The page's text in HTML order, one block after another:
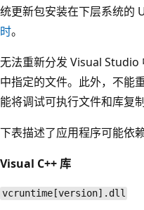
统更新包安装在下层系统的
时。
无法重新分发 Visual Studio
中指定的文件。此外，不能
能将调试可执行文件和库复
下表描述了应用程序可能依
Visual C++ 库
vcruntime[version].dll